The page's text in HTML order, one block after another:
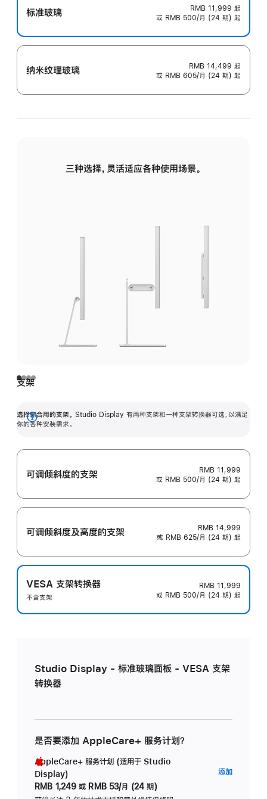
标准玻璃 RMB 11,999 起
或 RMB 500/月 (24 期) 起
纳米纹理玻璃 RMB 14,499 起
或 RMB 605/月 (24 期) 起
三种选择，灵活适应各种使用场景。
支架
选择你合用的支架。 Studio Display 有两种支架和一种支架转换器可选，以满足
你的各种安装需求。
展
可调倾斜度的支架
RMB 11,999
或 RMB 500/月 (24 期) 起
可调倾斜度及高‍度的支‍架
RMB 14,999
或 RMB 625/月 (24 期) 起
VESA 支架转换器
不含支架
RMB 11,999
或 RMB 500/月 (24 期) 起
Studio Display - 标准玻璃面板 - VESA 支架
转换器
是否要添加 AppleCare+ 服务计划？
AppleCare+ 服务计划 (适用于 Studio
Display)
RMB 1,249 或 RMB 53/月 (24 期)
添加